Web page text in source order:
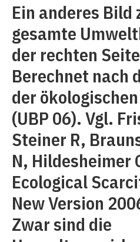
Ein anderes Bild
gesamte
der rechten
Berechnet nach
der
(UBP 06). Vgl.
Steiner R,
N, Hildesheimer
Ecological
New Version
Zwar sind die